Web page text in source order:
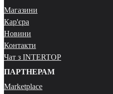
Магазини
Кар'єра
Новини
Контакти
Чат з INTERTOP
ПАРТНЕРАМ
Marketplace